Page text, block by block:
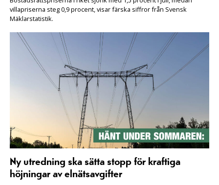
villapriserna steg 0,9 procent, visar färska siffror från Svensk
Mäklarstatistik.
Ny utredning ska sätta stopp för kraftiga
höjningar av elnätsavgifter